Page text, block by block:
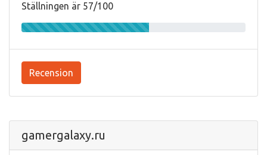
Ställningen är 57/100
Recension
gamergalaxy.ru